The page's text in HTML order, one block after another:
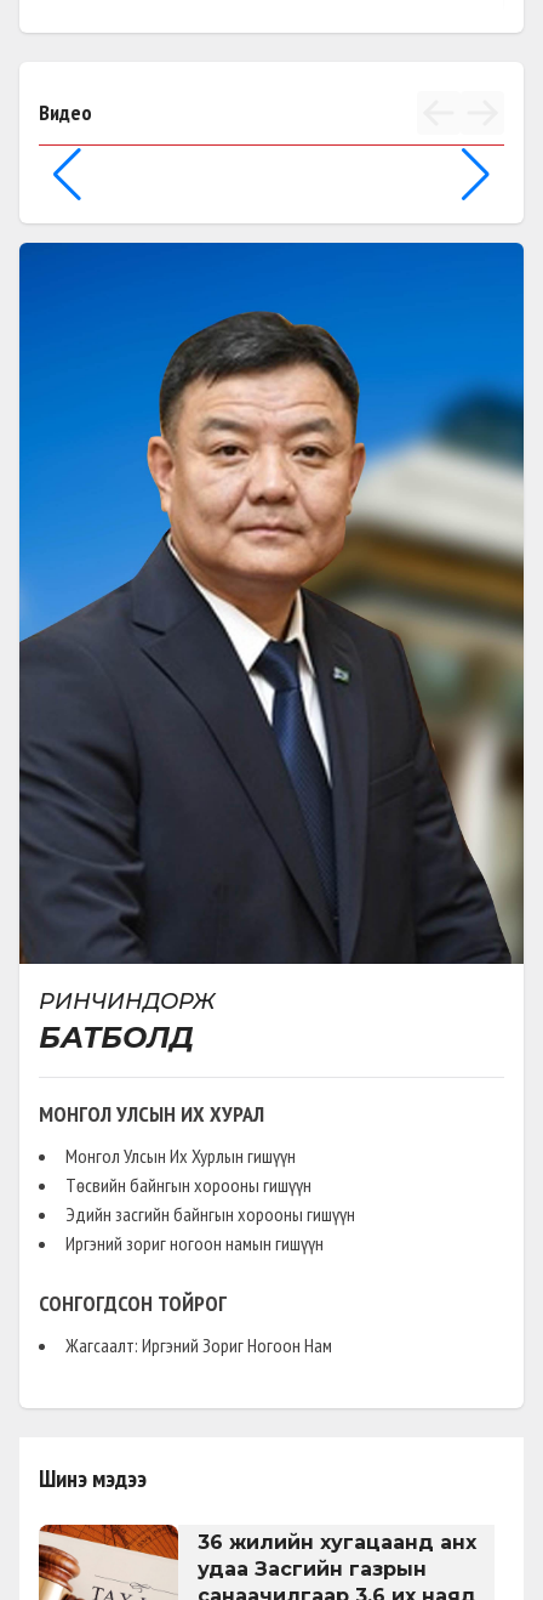
Видео
РИНЧИНДОРЖ
БАТБОЛД
МОНГОЛ УЛСЫН ИХ ХУРАЛ
Монгол Улсын Их Хурлын гишүүн
Төсвийн байнгын хорооны гишүүн
Эдийн засгийн байнгын хорооны гишүүн
Иргэний зориг ногоон намын гишүүн
СОНГОГДСОН ТОЙРОГ
Жагсаалт: Иргэний Зориг Ногоон Нам
Шинэ мэдээ
36 жилийн хугацаанд анх
удаа Засгийн газрын